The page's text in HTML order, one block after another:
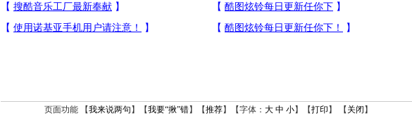
页面功能 【我来说两句 】【我要“揪”错】【推荐】【字体： 大 中 小】【打印 】 【 关闭 】